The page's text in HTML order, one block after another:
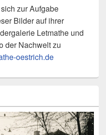
zur Aufgabe
Bilder auf ihrer
Letmathe und
der Nachwelt zu
oestrich.de